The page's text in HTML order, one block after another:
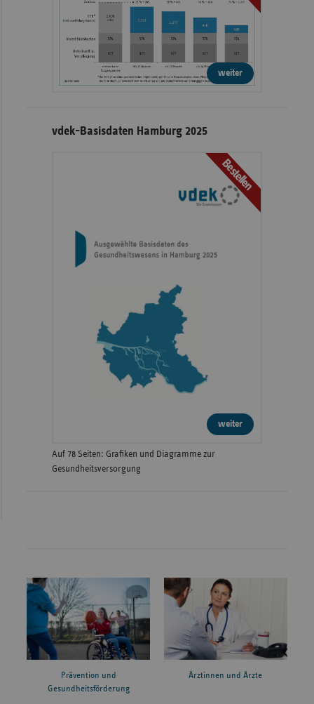
weiter
vdek-Basisdaten Hamburg 2025
Bestellen
weiter
Auf 78 Seiten: Grafiken und Diagramme zur
Gesundheitsversorgung
Prävention und
Gesundheitsförderung
Ärztinnen und Ärzte